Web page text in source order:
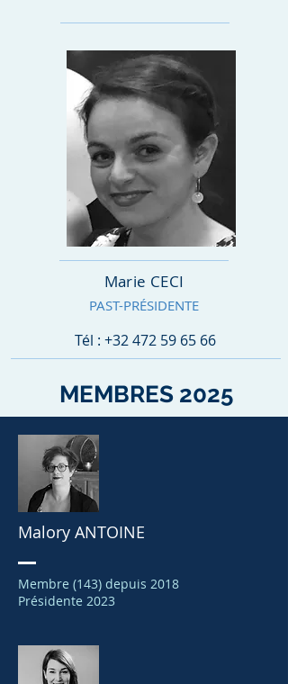
Marie CECI
PAST-PRÉSIDENTE
Tél : +32 472 59 65 66
MEMBRES 2025
Malory ANTOINE
Membre (143) depuis 2018
Présidente 2023